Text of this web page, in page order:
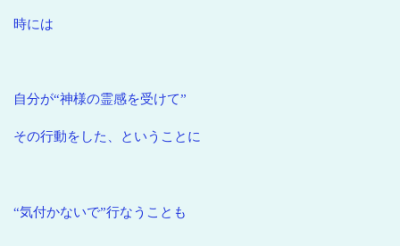
時には
自分が“神様の霊感を受けて”
その行動をした、ということに
“気付かないで”行なうことも